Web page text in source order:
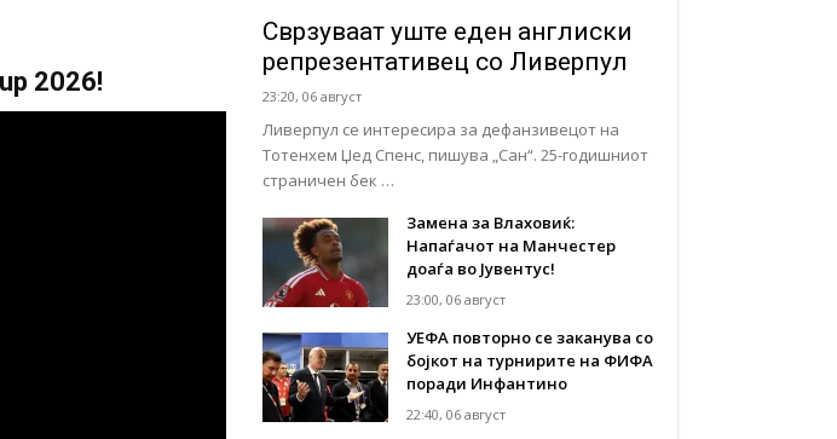
2026!
Сврзуваат уште еден англиски
репрезентативец со Ливерпул
23:20, 06 август
Ливерпул се интересира за дефанзивецот на
Тотенхем Џед Спенс, пишува „Сан“. 25-годишниот
страничен бек …
Замена за Влаховиќ:
Напаѓачот на Манчестер
доаѓа во Јувентус!
23:00, 06 август
УЕФА повторно се заканува со
бојкот на турнирите на ФИФА
поради Инфантино
22:40, 06 август